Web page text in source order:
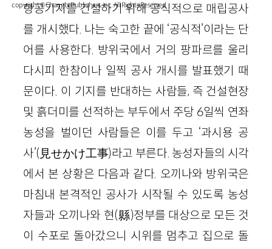
항공기지를 건설하기 위해 공식적으로 매립공사
를 개시했다. 나는 숙고한 끝에 ‘공식적’이라는 단
어를 사용한다. 방위국에서 거의 팡파르를 울리
다시피 한참이나 일찍 공사 개시를 발표했기 때
문이다. 이 기지를 반대하는 사람들, 즉 건설현장
및 흙더미를 선적하는 부두에서 주당 6일씩 연좌
농성을 벌이던 사람들은 이를 두고 ‘과시용 공
사’(見せかけ工事)라고 부른다. 농성자들의 시각
에서 본 상황은 다음과 같다. 오끼나와 방위국은
마침내 본격적인 공사가 시작될 수 있도록 농성
자들과 오끼나와 현(縣)정부를 대상으로 모든 것
이 수포로 돌아갔으니 시위를 멈추고 집으로 돌
copyright © Changbi Publishers, inc. All Rights Reserved.